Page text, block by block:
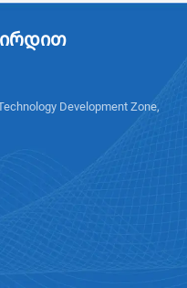
Development Zone,